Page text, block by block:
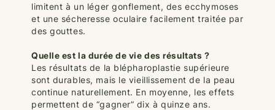
limitent à un léger gonflement, des ecchymoses
et une sécheresse oculaire facilement traitée par
des gouttes.
Quelle est la durée de vie des résultats ?
Les résultats de la blépharoplastie supérieure
sont durables, mais le vieillissement de la peau
continue naturellement. En moyenne, les effets
permettent de “gagner” dix à quinze ans.